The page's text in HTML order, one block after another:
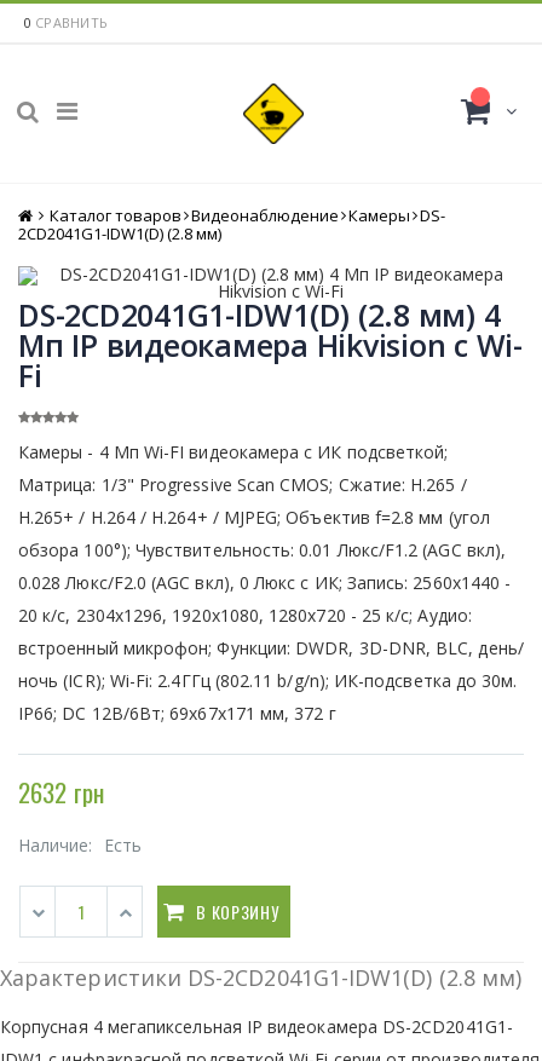
0 СРАВНИТЬ
Главная
Каталог товаров Видеонаблюдение Камеры DS-
2CD2041G1-IDW1(D) (2.8 мм)
DS-2CD2041G1-IDW1(D) (2.8 мм) 4
Мп IP видеокамера Hikvision c Wi-
Fi
Камеры - 4 Мп Wi-FI видеокамера с ИК подсветкой;
Матрица: 1/3" Progressive Scan CMOS; Сжатие: Н.265 /
Н.265+ / H.264 / H.264+ / MJPEG; Объектив f=2.8 мм (угол
обзора 100°); Чувствительность: 0.01 Люкс/F1.2 (AGC вкл),
0.028 Люкс/F2.0 (AGC вкл), 0 Люкс с ИК; Запись: 2560x1440 -
20 к/с, 2304х1296, 1920x1080, 1280х720 - 25 к/с; Аудио:
встроенный микрофон; Функции: DWDR, 3D-DNR, BLC, день/
ночь (ICR); Wi-Fi: 2.4ГГц (802.11 b/g/n); ИК-подсветка до 30м.
IP66; DC 12В/6Вт; 69х67х171 мм, 372 г
2632 грн
Наличие: Есть
В КОРЗИНУ
Характеристики DS-2CD2041G1-IDW1(D) (2.8 мм)
Корпусная 4 мегапиксельная IP видеокамера DS-2CD2041G1-